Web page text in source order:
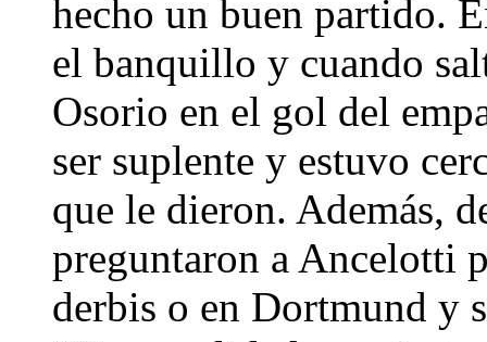
hecho un buen partido.
el banquillo y cuando
Osorio en el gol del
ser suplente y estuvo
que le dieron. Además,
preguntaron a Ancelotti
derbis o en Dortmund y